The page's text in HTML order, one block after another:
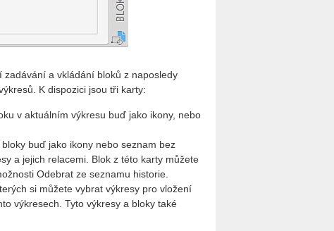
a vkládání bloků z naposledy
K dispozici jsou tři karty:
v aktuálním výkresu buď jako ikony, nebo
buď jako ikony nebo seznam bez
a jejich relacemi. Blok z této karty můžete
Odebrat ze seznamu historie.
si můžete vybrat výkresy pro vložení
výkresech. Tyto výkresy a bloky také